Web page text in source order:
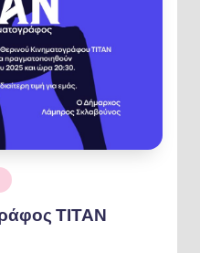
ΤΙΤΑΝ